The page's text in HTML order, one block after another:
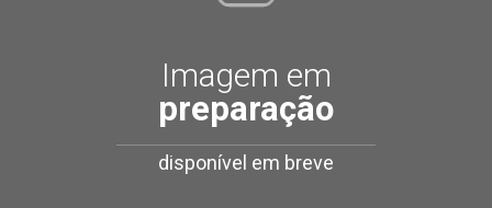
Imagem em
preparação
disponível em breve